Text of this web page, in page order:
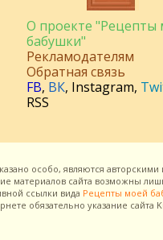
О проекте "Рецепты
бабушки"
Рекламодателям
Обратная связь
FB, ВК, Instagram,
RSS
особо, являются
материалов сайта возможны
ссылки вида Рецепты моей
обязательно указание сайта